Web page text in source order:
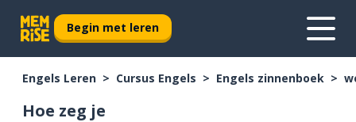
Begin met leren
Engels Leren Cursus Engels Engels zinnenboek
Hoe zeg je